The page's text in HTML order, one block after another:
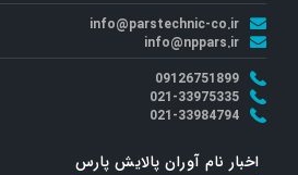
info@parstechnic-co.ir
info@nppars.ir
09126751899
021-33975335
021-33984794
اخبار نام آوران پالایش پارس